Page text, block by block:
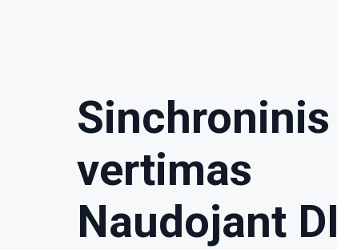
Sinchroninis
vertimas
Naudojant DI